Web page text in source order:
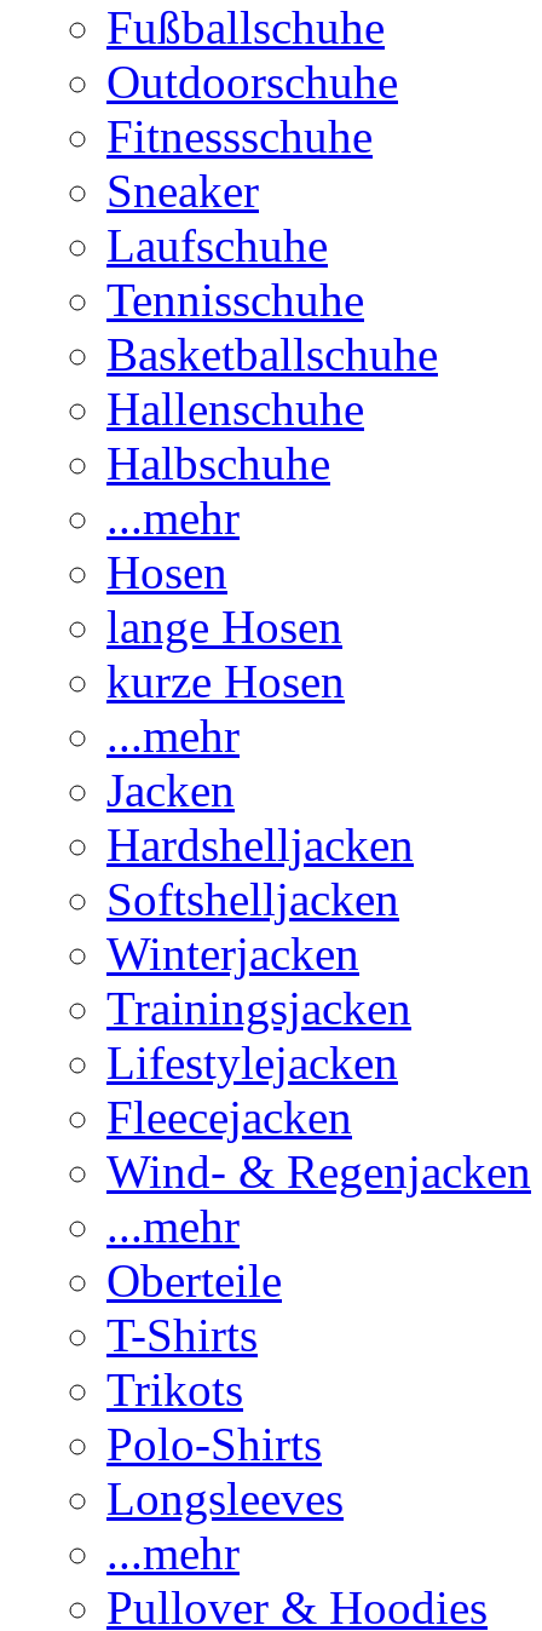
Fußballschuhe
Outdoorschuhe
Fitnessschuhe
Sneaker
Laufschuhe
Tennisschuhe
Basketballschuhe
Hallenschuhe
Halbschuhe
...mehr
Hosen
lange Hosen
kurze Hosen
...mehr
Jacken
Hardshelljacken
Softshelljacken
Winterjacken
Trainingsjacken
Lifestylejacken
Fleecejacken
Wind- & Regenjacken
...mehr
Oberteile
T-Shirts
Trikots
Polo-Shirts
Longsleeves
...mehr
Pullover & Hoodies